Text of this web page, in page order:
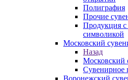
Полиграфия
Прочие
Продукция с
символикой
Московский
Назад
Московский
Сувенирное
Воронежский